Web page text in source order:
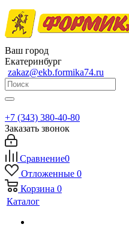
Ваш город
Екатеринбург
zakaz@ekb.formika74.ru
+7 (343) 380-40-80
Заказать звонок
Сравнение0
Отложенные 0
Корзина 0
Каталог